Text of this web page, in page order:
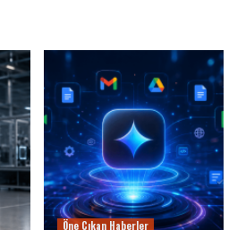
Öne Çıkan Haberler